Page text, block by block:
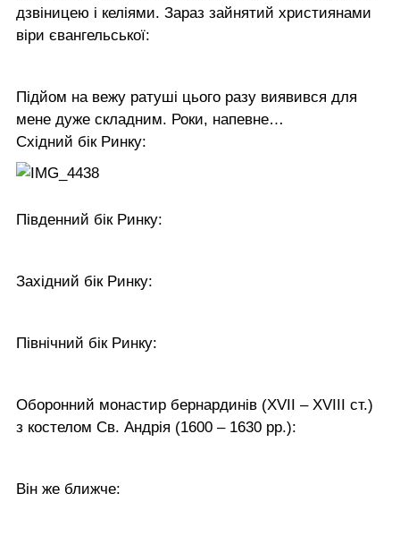
дзвіницею і келіями. Зараз зайнятий християнами
віри євангельської:
Підйом на вежу ратуші цього разу виявився для
мене дуже складним. Роки, напевне…
Східний бік Ринку:
Південний бік Ринку:
Західний бік Ринку:
Північний бік Ринку:
Оборонний монастир бернардинів (XVII – XVIII ст.)
з костелом Св. Андрія (1600 – 1630 рр.):
Він же ближче: